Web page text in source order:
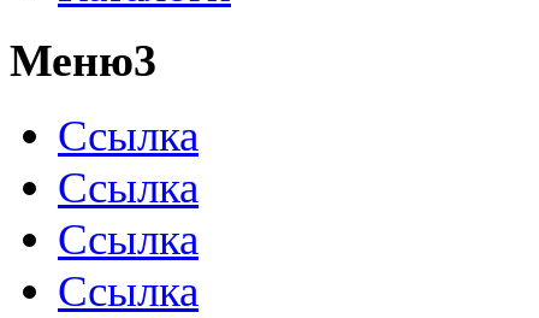
Меню3
Ссылка
Ссылка
Ссылка
Ссылка